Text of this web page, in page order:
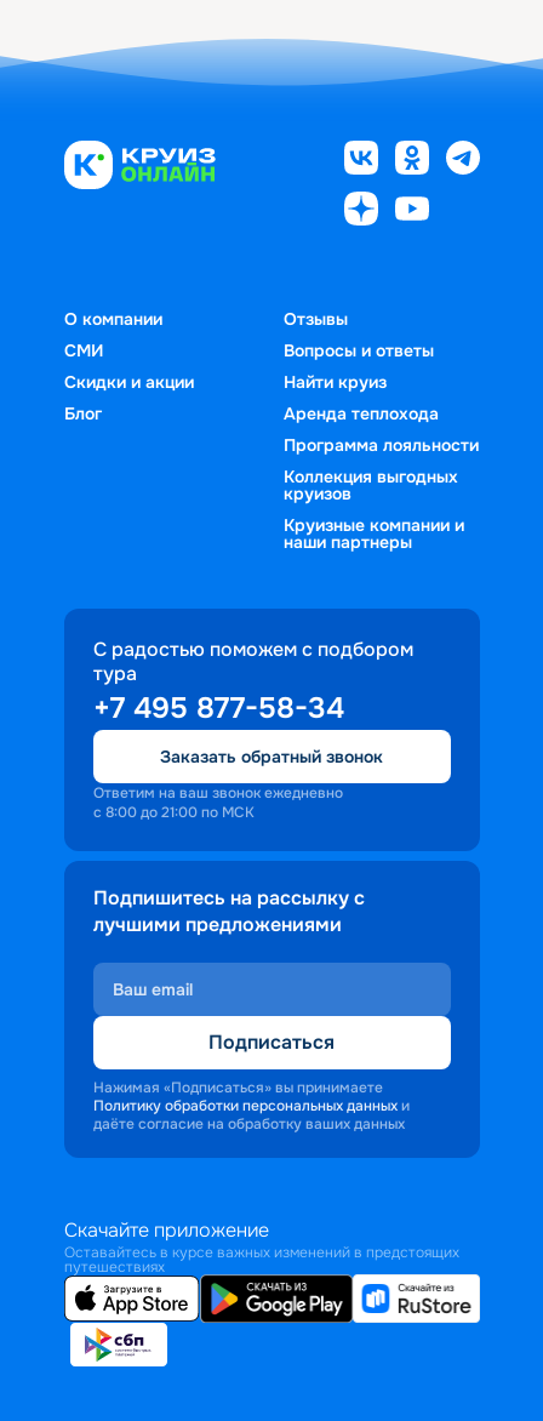
О компании
СМИ
Скидки и акции
Блог
Отзывы
Вопросы и ответы
Найти круиз
Аренда теплохода
Программа лояльности
Коллекция выгодных
круизов
Круизные компании и
наши партнеры
С радостью поможем с подбором
тура
+7 495 877-58-34
Заказать обратный звонок
Ответим на ваш звонок ежедневно
с 8:00 до 21:00 по МСК
Подпишитесь на рассылку с
лучшими предложениями
Подписаться
Нажимая «Подписаться» вы принимаете
Политику обработки персональных данных и
даёте согласие на обработку ваших данных
Скачайте приложение
Оставайтесь в курсе важных изменений в предстоящих
путешествиях